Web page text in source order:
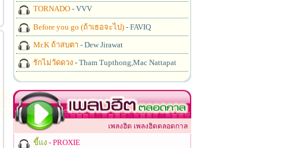
TORNADO- VVV
Before you go (ถ้าเธอจะไป)- FAVIQ
Mr.K ถ้าสบตา - Dew Jirawat
รักไม่วัดดวง- Tham Tupthong,Mac Nattapat
เพลงฮิต เพลงฮิตตลอดกาล
ขี้แง- PROXIE